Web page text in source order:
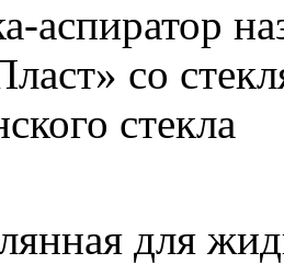
аспиратор
со
стекла
для